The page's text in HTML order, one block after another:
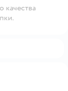
качества